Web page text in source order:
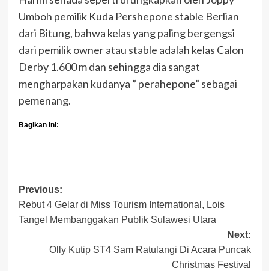
Umboh pemilik Kuda Pershepone stable Berlian
dari Bitung, bahwa kelas yang paling bergengsi
dari pemilik owner atau stable adalah kelas Calon
Derby 1.600 m dan sehingga dia sangat
mengharpakan kudanya ” perahepone” sebagai
pemenang.
Bagikan ini:
Post
navigation
Previous:
Rebut 4 Gelar di Miss Tourism International, Lois
Tangel Membanggakan Publik Sulawesi Utara
Next:
Olly Kutip ST4 Sam Ratulangi Di Acara Puncak
Christmas Festival